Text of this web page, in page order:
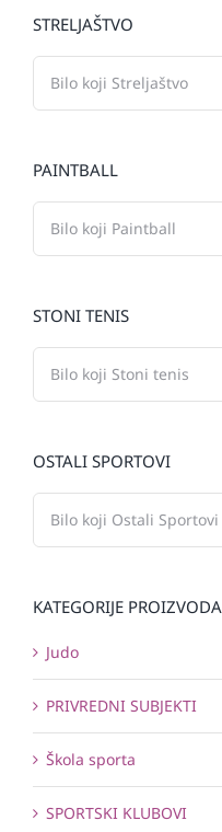
STRELJAŠTVO
PAINTBALL
STONI TENIS
OSTALI SPORTOVI
KATEGORIJE PROIZVODA
Judo
PRIVREDNI SUBJEKTI
Škola sporta
SPORTSKI KLUBOVI